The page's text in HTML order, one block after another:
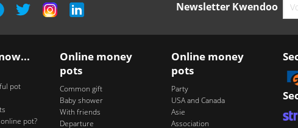
Newsletter Kwendoo
pot
pot?
Online money
pots
Common gift
Baby shower
With friends
Departure
Online money
pots
Party
USA and Canada
Asie
Association